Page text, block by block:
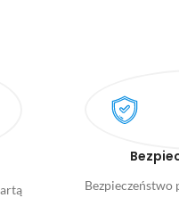
Bezpieczeństwo